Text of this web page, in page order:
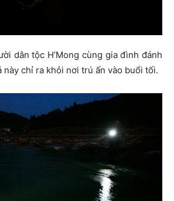
dân tộc H’Mong cùng gia đình đánh
này chỉ ra khỏi nơi trú ấn vào buổi tối.